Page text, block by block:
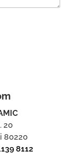
20
80220
8112